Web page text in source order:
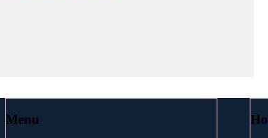
Menu